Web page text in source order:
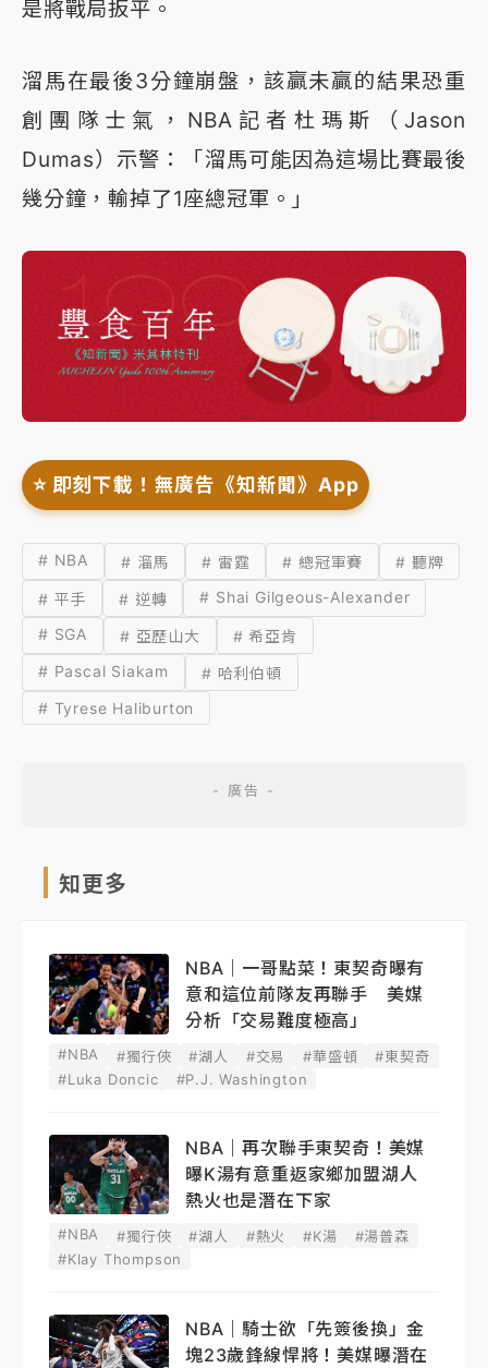
是將戰局扳平。
溜馬在最後3分鐘崩盤，該贏未贏的結果恐重
創團隊士氣，NBA記者杜瑪斯（Jason
Dumas）示警：「溜馬可能因為這場比賽最後
幾分鐘，輸掉了1座總冠軍。」
⭐️ 即刻下載！無廣告《知新聞》App
# NBA # 溜馬 # 雷霆 # 總冠軍賽
# 聽牌
# 平手
# 逆轉
# Shai Gilgeous-Alexander
# SGA
# 亞歷山大
# 希亞肯
# Pascal Siakam
# 哈利伯頓
# Tyrese Haliburton
知更多
NBA｜一哥點菜！東契奇曝有
意和這位前隊友再聯手 美媒
分析「交易難度極高」
#NBA #獨行俠 #湖人 #交易 #華盛頓
#東契奇
#Luka Doncic
#P.J. Washington
NBA｜再次聯手東契奇！美媒
曝K湯有意重返家鄉加盟湖人
熱火也是潛在下家
#NBA #獨行俠 #湖人 #熱火 #K湯
#湯普森
#Klay Thompson
NBA｜騎士欲「先簽後換」金
塊23歲鋒線悍將！美媒曝潛在